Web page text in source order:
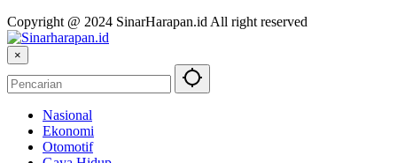
Copyright @ 2024 SinarHarapan.id All right reserved
×
Nasional
Ekonomi
Otomotif